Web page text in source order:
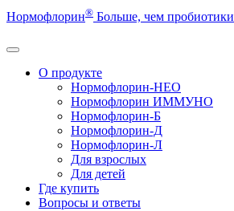
Нормофлорин® Больше, чем пробиотики
О продукте
Нормофлорин-НЕО
Нормофлорин ИММУНО
Нормофлорин-Б
Нормофлорин-Д
Нормофлорин-Л
Для взрослых
Для детей
Где купить
Вопросы и ответы